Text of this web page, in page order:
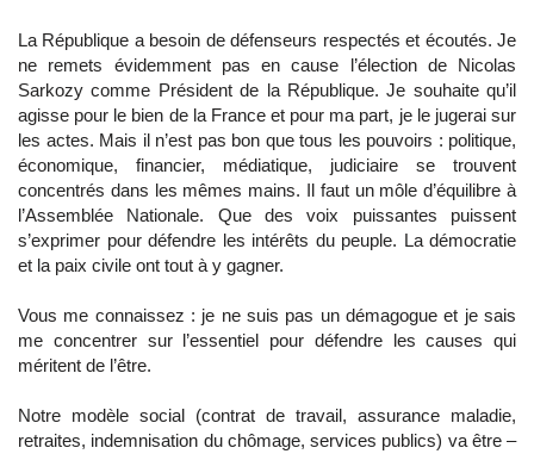
La République a besoin de défenseurs respectés et écoutés. Je
ne remets évidemment pas en cause l’élection de Nicolas
Sarkozy comme Président de la République. Je souhaite qu’il
agisse pour le bien de la France et pour ma part, je le jugerai sur
les actes. Mais il n’est pas bon que tous les pouvoirs : politique,
économique, financier, médiatique, judiciaire se trouvent
concentrés dans les mêmes mains. Il faut un môle d’équilibre à
l’Assemblée Nationale. Que des voix puissantes puissent
s’exprimer pour défendre les intérêts du peuple. La démocratie
et la paix civile ont tout à y gagner.
Vous me connaissez : je ne suis pas un démagogue et je sais
me concentrer sur l’essentiel pour défendre les causes qui
méritent de l’être.
Notre modèle social (contrat de travail, assurance maladie,
retraites, indemnisation du chômage, services publics) va être –